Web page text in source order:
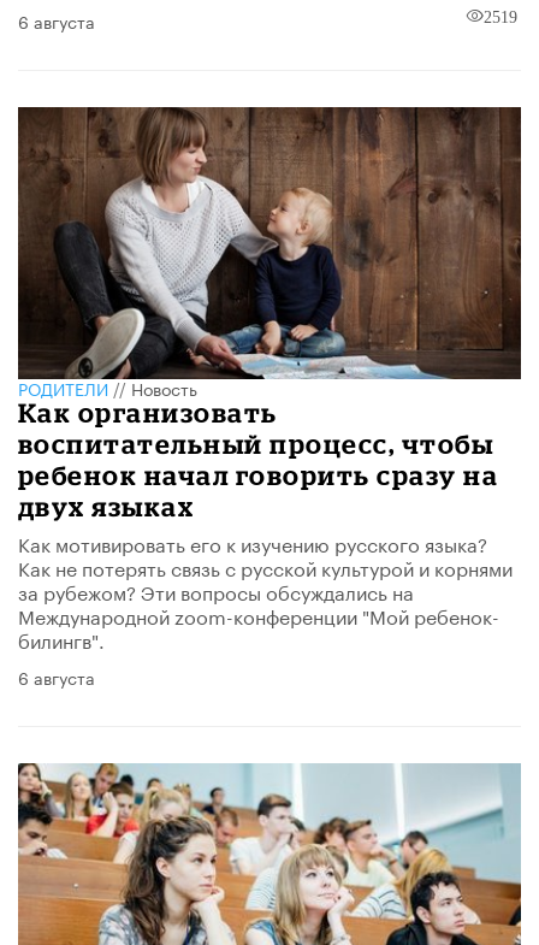
6 августа 2519
РОДИТЕЛИ//Новость
​Как организовать
воспитательный процесс, чтобы
ребенок начал говорить сразу на
двух языках
Как мотивировать его к изучению русского языка?
Как не потерять связь с русской культурой и корнями
за рубежом? Эти вопросы обсуждались на
Международной zoom-конференции "Мой ребенок-
билингв".​
6 августа